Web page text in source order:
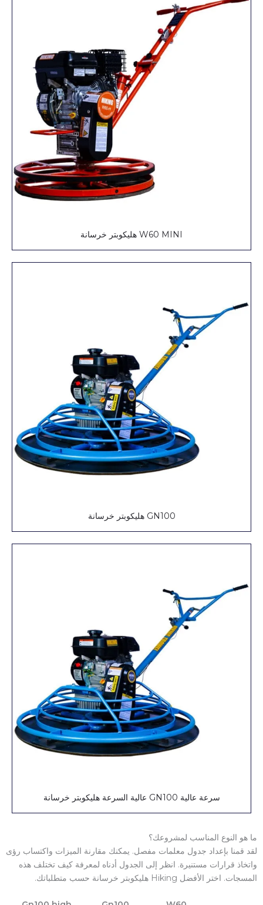
W60 MINI هليكوبتر خرسانة
GN100 هليكوبتر خرسانة
سرعة عالية GN100 عالية السرعة هليكوبتر خرسانة
ما هو النوع المناسب لمشروعك؟
لقد قمنا بإعداد جدول معلمات مفصل. يمكنك مقارنة الميزات واكتساب رؤى
واتخاذ قرارات مستنيرة. انظر إلى الجدول أدناه لمعرفة كيف تختلف هذه
المسجات. اختر الأفضل Hiking هليكوبتر خرسانة حسب متطلباتك.